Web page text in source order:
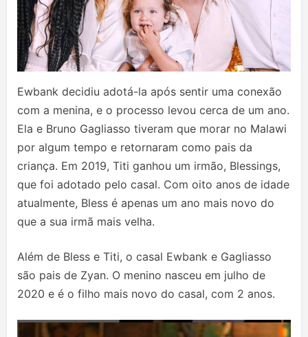
Ewbank decidiu adotá-la após sentir uma conexão
com a menina, e o processo levou cerca de um ano.
Ela e Bruno Gagliasso tiveram que morar no Malawi
por algum tempo e retornaram como pais da
criança. Em 2019, Titi ganhou um irmão, Blessings,
que foi adotado pelo casal. Com oito anos de idade
atualmente, Bless é apenas um ano mais novo do
que a sua irmã mais velha.
Além de Bless e Titi, o casal Ewbank e Gagliasso
são pais de Zyan. O menino nasceu em julho de
2020 e é o filho mais novo do casal, com 2 anos.